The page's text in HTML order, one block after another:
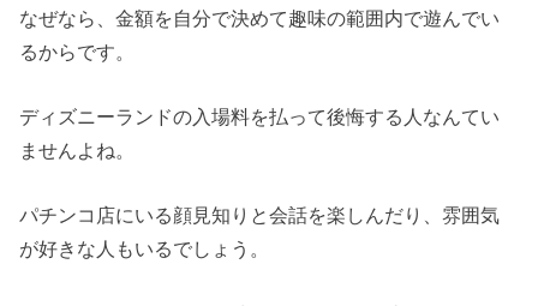
なぜなら、金額を自分で決めて趣味の範囲内で遊んでい
るからです。
ディズニーランドの入場料を払って後悔する人なんてい
ませんよね。
パチンコ店にいる顔見知りと会話を楽しんだり、雰囲気
が好きな人もいるでしょう。